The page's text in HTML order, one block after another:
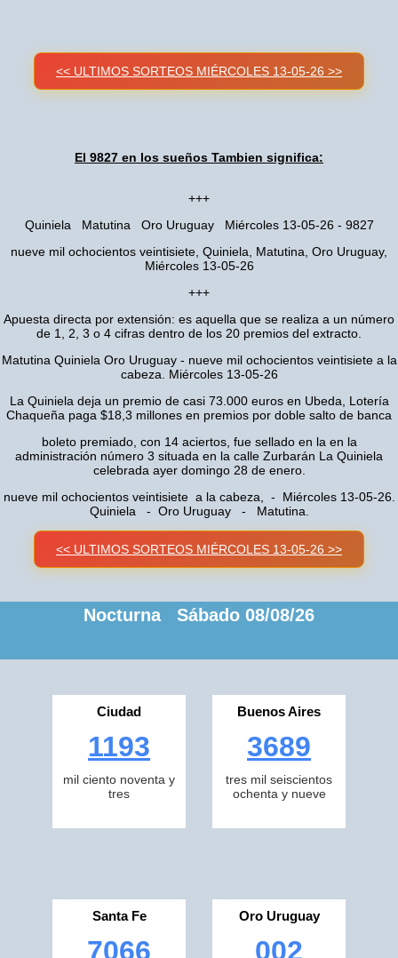
<< ULTIMOS SORTEOS MIÉRCOLES 13-05-26 >>
El 9827 en los sueños Tambien significa:
+++
Quiniela Matutina Oro Uruguay Miércoles 13-05-26 - 9827
nueve mil ochocientos veintisiete, Quiniela, Matutina, Oro Uruguay,
Miércoles 13-05-26
+++
Apuesta directa por extensión: es aquella que se realiza a un número
de 1, 2, 3 o 4 cifras dentro de los 20 premios del extracto.
Matutina Quiniela Oro Uruguay - nueve mil ochocientos veintisiete a la
cabeza. Miércoles 13-05-26
La Quiniela deja un premio de casi 73.000 euros en Ubeda, Lotería
Chaqueña paga $18,3 millones en premios por doble salto de banca
boleto premiado, con 14 aciertos, fue sellado en la en la
administración número 3 situada en la calle Zurbarán La Quiniela
celebrada ayer domingo 28 de enero.
nueve mil ochocientos veintisiete a la cabeza, - Miércoles 13-05-26.
Quiniela - Oro Uruguay - Matutina.
<< ULTIMOS SORTEOS MIÉRCOLES 13-05-26 >>
Nocturna Sábado 08/08/26
Ciudad
1193
mil ciento noventa y
tres
Buenos Aires
3689
tres mil seiscientos
ochenta y nueve
Santa Fe
7066
Oro Uruguay
002